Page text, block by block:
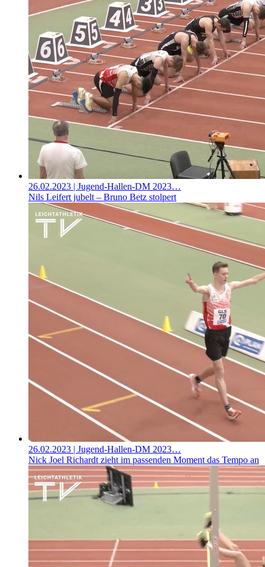
26.02.2023 | Jugend-Hallen-DM 2023…
Nils Leifert jubelt – Bruno Betz stolpert
26.02.2023 | Jugend-Hallen-DM 2023…
Nick Joel Richardt zieht im passenden Moment das Tempo an